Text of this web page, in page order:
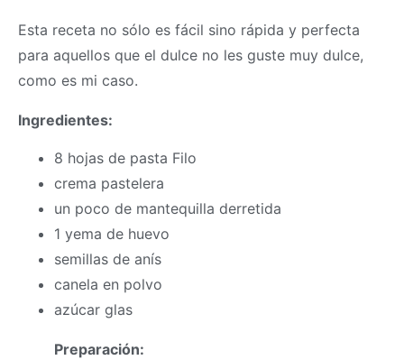
Esta receta no sólo es fácil sino rápida y perfecta
para aquellos que el dulce no les guste muy dulce,
como es mi caso.
Ingredientes:
8 hojas de pasta Filo
crema pastelera
un poco de mantequilla derretida
1 yema de huevo
semillas de anís
canela en polvo
azúcar glas
Preparación: